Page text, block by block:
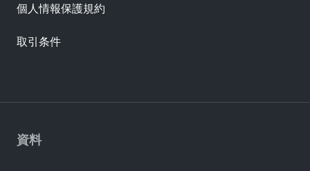
資料
個人情報保護規約
取引条件